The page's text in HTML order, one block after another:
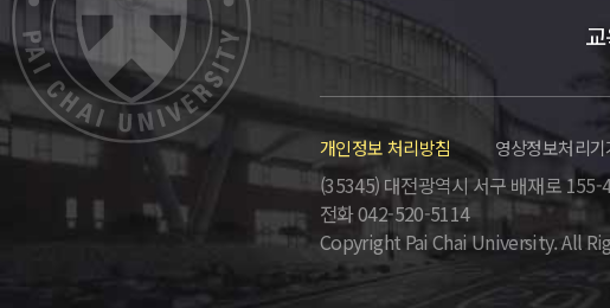
개인정보 처리방침 영상정보처리기
(35345) 대전광역시 서구 배재로
전화 042-520-5114
Copyright Pai Chai University. All